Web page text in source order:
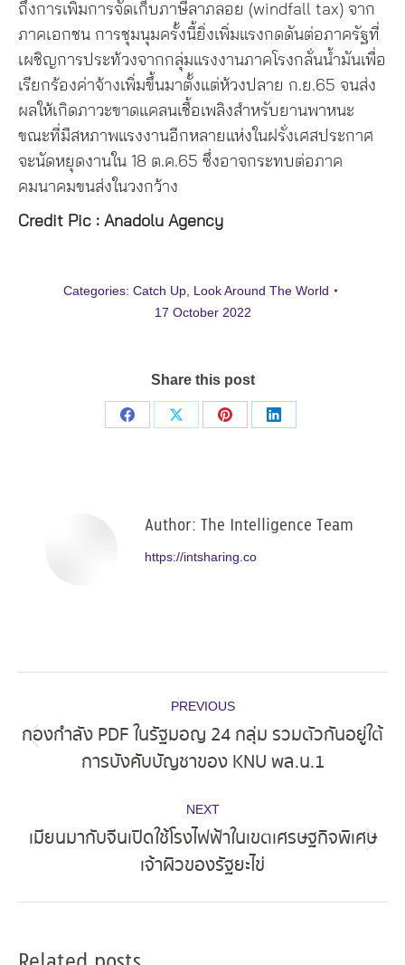
ถึงการเพิ่มการจัดเก็บภาษีลาภลอย (windfall tax) จาก
ภาคเอกชน การชุมนุมครั้งนี้ยิ่งเพิ่มแรงกดดันต่อภาครัฐที่
เผชิญการประท้วงจากกลุ่มแรงงานภาคโรงกลั่นน้ำมันเพื่อ
เรียกร้องค่าจ้างเพิ่มขึ้นมาตั้งแต่ห้วงปลาย ก.ย.65 จนส่ง
ผลให้เกิดภาวะขาดแคลนเชื้อเพลิงสำหรับยานพาหนะ
ขณะที่มีสหภาพแรงงานอีกหลายแห่งในฝรั่งเศสประกาศ
จะนัดหยุดงานใน 18 ต.ค.65 ซึ่งอาจกระทบต่อภาค
คมนาคมขนส่งในวงกว้าง
Credit Pic : Anadolu Agency
Categories: Catch Up, Look Around The World
17 October 2022
Share this post
Share
Share
Share
Share
Author: The Intelligence Team
https://intsharing.co
navigation
PREVIOUS
Previous
post:
กองกำลัง PDF ในรัฐมอญ 24 กลุ่ม รวมตัวกันอยู่ใต้
การบังคับบัญชาของ KNU พล.น.1
NEXT
post:
เมียนมากับจีนเปิดใช้โรงไฟฟ้าในเขตเศรษฐกิจพิเศษ
เจ้าผิวของรัฐยะไข่